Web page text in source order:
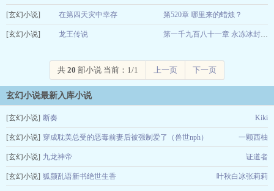
水墨洞天画流苏
[玄幻小说] 在第四天灾中幸存 第520章 哪里来的蜡烛？
纳西利亚 12-22
[玄幻小说] 龙王传说 第一千九百八十一章 永冻冰封！（大结局附后记）
共 20 部小说 当前：1/1 上一页 下一页
玄幻小说最新入库小说
[玄幻小说] 断奏 Kiki
[玄幻小说] 穿成耽美总受的恶毒前妻后被强制爱了（兽世nph） 一颗西柚
[玄幻小说] 九龙神帝 证道者
[玄幻小说] 狐颜乱语新书绝世生香 叶秋白冰张莉莉